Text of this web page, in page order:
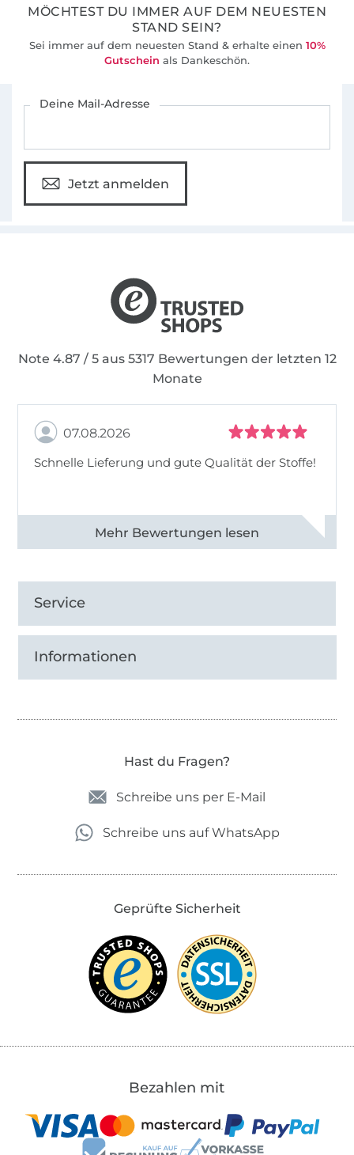
MÖCHTEST DU IMMER AUF DEM NEUESTEN
STAND SEIN?
Sei immer auf dem neuesten Stand & erhalte einen 10%
Gutschein als Dankeschön.
Deine Mail-Adresse
Jetzt anmelden
Note 4.87 / 5 aus 5317 Bewertungen der letzten 12
Monate
07.08.2026
Schnelle Lieferung und gute Qualität der Stoffe!
Alle 82990 Bewertungen ansehen
Service
Informationen
Hast du Fragen?
Schreibe uns per E-Mail
Schreibe uns auf WhatsApp
Geprüfte Sicherheit
Bezahlen mit